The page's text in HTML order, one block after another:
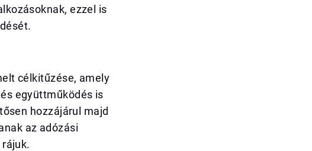
ezzel is
célkitűzése, amely
együttműködés is
hozzájárul majd
az adózási